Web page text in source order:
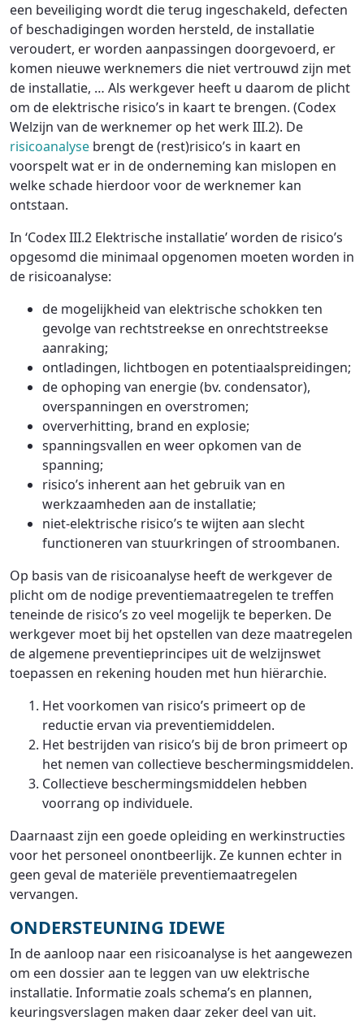
een beveiliging wordt die terug ingeschakeld, defecten
of beschadigingen worden hersteld, de installatie
veroudert, er worden aanpassingen doorgevoerd, er
komen nieuwe werknemers die niet vertrouwd zijn met
de installatie, … Als werkgever heeft u daarom de plicht
om de elektrische risico’s in kaart te brengen. (Codex
Welzijn van de werknemer op het werk III.2). De
risicoanalyse brengt de (rest)risico’s in kaart en
voorspelt wat er in de onderneming kan mislopen en
welke schade hierdoor voor de werknemer kan
ontstaan.
In ‘Codex III.2 Elektrische installatie’ worden de risico’s
opgesomd die minimaal opgenomen moeten worden in
de risicoanalyse:
de mogelijkheid van elektrische schokken ten
gevolge van rechtstreekse en onrechtstreekse
aanraking;
ontladingen, lichtbogen en potentiaalspreidingen;
de ophoping van energie (bv. condensator),
overspanningen en overstromen;
oververhitting, brand en explosie;
spanningsvallen en weer opkomen van de
spanning;
risico’s inherent aan het gebruik van en
werkzaamheden aan de installatie;
niet-elektrische risico’s te wijten aan slecht
functioneren van stuurkringen of stroombanen.
Op basis van de risicoanalyse heeft de werkgever de
plicht om de nodige preventiemaatregelen te treffen
teneinde de risico’s zo veel mogelijk te beperken. De
werkgever moet bij het opstellen van deze maatregelen
de algemene preventieprincipes uit de welzijnswet
toepassen en rekening houden met hun hiërarchie.
Het voorkomen van risico’s primeert op de
reductie ervan via preventiemiddelen.
Het bestrijden van risico’s bij de bron primeert op
het nemen van collectieve beschermingsmiddelen.
Collectieve beschermingsmiddelen hebben
voorrang op individuele.
Daarnaast zijn een goede opleiding en werkinstructies
voor het personeel onontbeerlijk. Ze kunnen echter in
geen geval de materiële preventiemaatregelen
vervangen.
ONDERSTEUNING IDEWE
In de aanloop naar een risicoanalyse is het aangewezen
om een dossier aan te leggen van uw elektrische
installatie. Informatie zoals schema’s en plannen,
keuringsverslagen maken daar zeker deel van uit.